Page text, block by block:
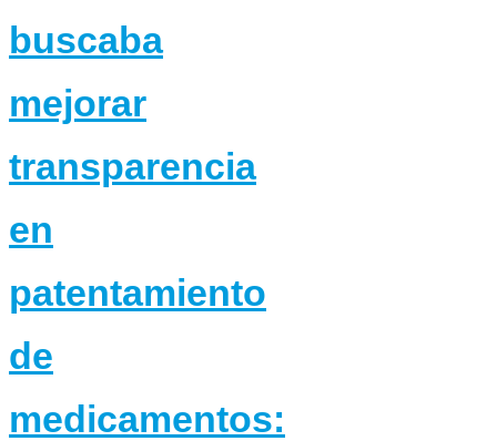
buscaba
mejorar
transparencia
en
patentamiento
de
medicamentos: